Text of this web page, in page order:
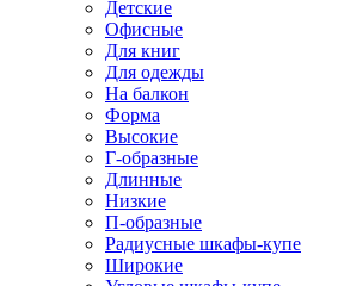
Детские
Офисные
Для книг
Для одежды
На балкон
Форма
Высокие
Г-образные
Длинные
Низкие
П-образные
Радиусные шкафы-купе
Широкие